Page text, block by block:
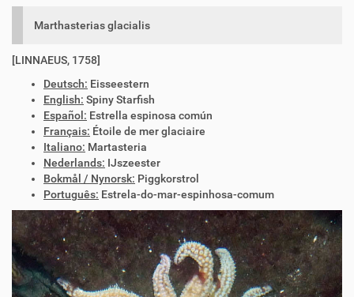
Marthasterias glacialis
[LINNAEUS, 1758]
Deutsch: Eisseestern
English: Spiny Starfish
Español: Estrella espinosa común
Français: Étoile de mer glaciaire
Italiano: Martasteria
Nederlands: IJszeester
Bokmål / Nynorsk: Piggkorstrol
Português: Estrela-do-mar-espinhosa-comum